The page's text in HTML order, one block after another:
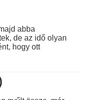
abba
de az idő olyan
hogy ott